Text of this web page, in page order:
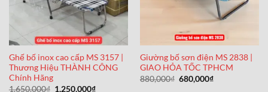
Ghế bố inox cao cấp MS 3157 |
Thương Hiệu THÀNH CÔNG
Chính Hãng
1,650,000₫ Giá
1,250,000₫Giá
Giường bố sơn điện MS 2838 |
GIAO HỎA TỐC TPHCM
880,000₫ Giá
680,000₫Giá